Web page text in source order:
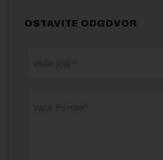
OSTAVITE ODGOVOR